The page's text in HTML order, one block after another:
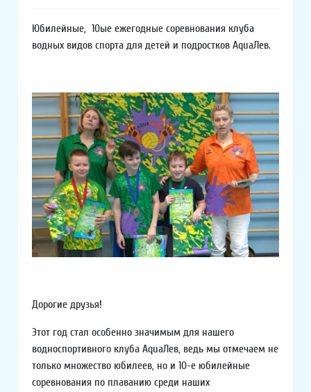
Юбилейные, 10ые ежегодные соревнования клуба
водных видов спорта для детей и подростков AquaЛев.
Дорогие друзья!
Этот год стал особенно значимым для нашего
водноспортивного клуба AquaЛев, ведь мы отмечаем не
только множество юбилеев, но и 10-е юбилейные
соревнования по плаванию среди наших